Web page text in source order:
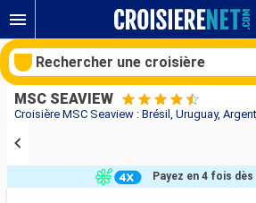
MSC SEAVIEW
Payez en 4 fois dès
Rechercher une croisière